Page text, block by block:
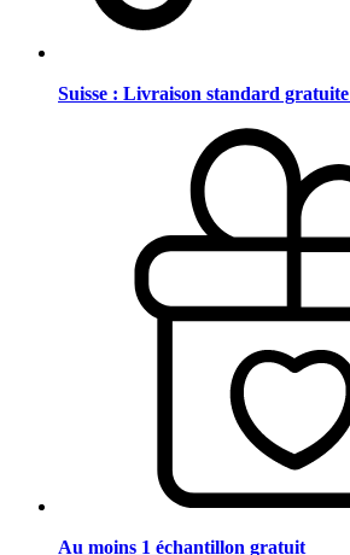
Suisse : Livraison standard gratuite
Au moins 1 échantillon gratuit